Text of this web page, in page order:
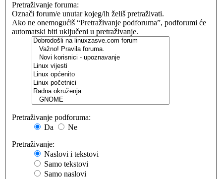
Pretraživanje foruma:
Označi forum/e unutar kojeg/ih želiš pretraživati.
Ako ne onemogućiš “Pretraživanje podforuma”, podforumi će
automatski biti uključeni u pretraživanje.
Pretraživanje podforuma:
Da
Ne
Pretraživanje:
Naslovi i tekstovi
Samo tekstovi
Samo naslovi